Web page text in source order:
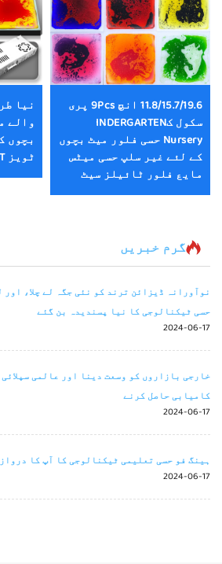
11.8/15.7/19.6 انچ 9Pcs پری
سکول کINDERGARTEN
Nursery حسی فلور میٹ بچوں
کے لئے غیر سلپ حسی میٹس
مایع فلور ٹائیلز سیٹ
والے
بچوں
ٹویز T-مرحلہ شو
گرم خبریں
نوآورانہ ڈیزائن ترند کو نئی جگہ لے چلا،
حسی ٹیکنالوجی کا نیا پسندیدہ بن گئے
2024-06-17
خارجی بازاروں کو وسعت دینا اور عالمی سپلائی
کامیابی حاصل کرنے
2024-06-17
ہینگ فو حسی تعلیمی ٹیکنالوجی کا آپ کا
2024-06-17